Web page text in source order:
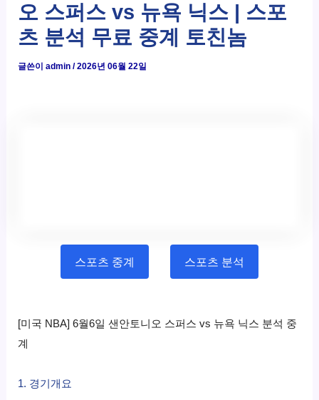
오 스퍼스 vs 뉴욕 닉스 | 스포
츠 분석 무료 중계 토친놈
글쓴이admin/2026년 06월 22일
스포츠 중계 스포츠 분석
[미국 NBA] 6월6일 샌안토니오 스퍼스 vs 뉴욕 닉스 분석 중
계
1. 경기개요